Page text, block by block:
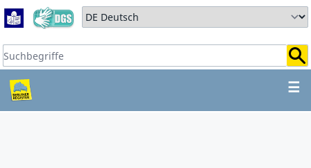
Zum Hauptbereich springen
Zum Hauptmenü springen
Sprache auswählen:
Suchbegriffe:
☰
ZUM HAUPTBEREICH